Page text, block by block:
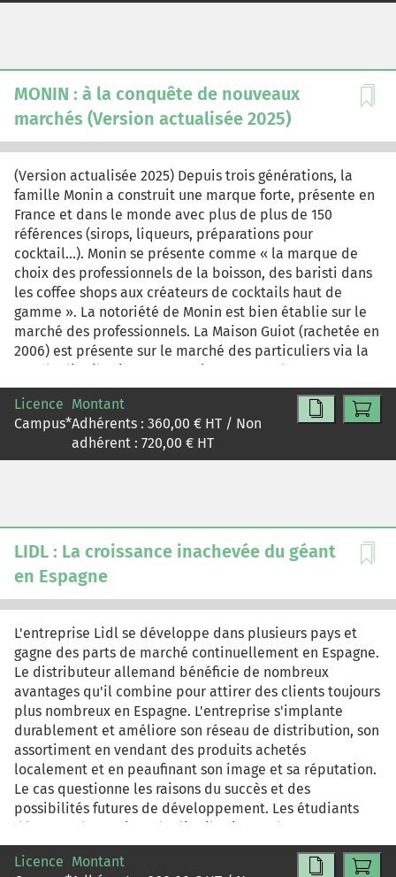
MONIN : à la conquête de nouveaux
marchés (Version actualisée 2025)
(Version actualisée 2025) Depuis trois générations, la
famille Monin a construit une marque forte, présente en
France et dans le monde avec plus de plus de 150
références (sirops, liqueurs, préparations pour
cocktail...). Monin se présente comme « la marque de
choix des professionnels de la boisson, des baristi dans
les coffee shops aux créateurs de cocktails haut de
gamme ». La notoriété de Monin est bien établie sur le
marché des professionnels. La Maison Guiot (rachetée en
2006) est présente sur le marché des particuliers via la
grande distribution. La question se pose du
développement de la marque Monin également sur ce
marché. Le cas, conçu en collaboration avec la direction
de l'entreprise, a été présenté et validé lors de la
conférence North American Case Research Association
Licence
Campus*
Montant
Adhérents : 360,00 € HT / Non
adhérent : 720,00 € HT
LIDL : La croissance inachevée du géant
en Espagne
L'entreprise Lidl se développe dans plusieurs pays et
gagne des parts de marché continuellement en Espagne.
Le distributeur allemand bénéficie de nombreux
avantages qu'il combine pour attirer des clients toujours
plus nombreux en Espagne. L'entreprise s'implante
durablement et améliore son réseau de distribution, son
assortiment en vendant des produits achetés
localement et en peaufinant son image et sa réputation.
Le cas questionne les raisons du succès et des
possibilités futures de développement. Les étudiants
détenant des notions de distribution et des
déterminants de la consommation pourront approfondir
par ce cas leur compréhension de la stratégie marketing
Licence Montant